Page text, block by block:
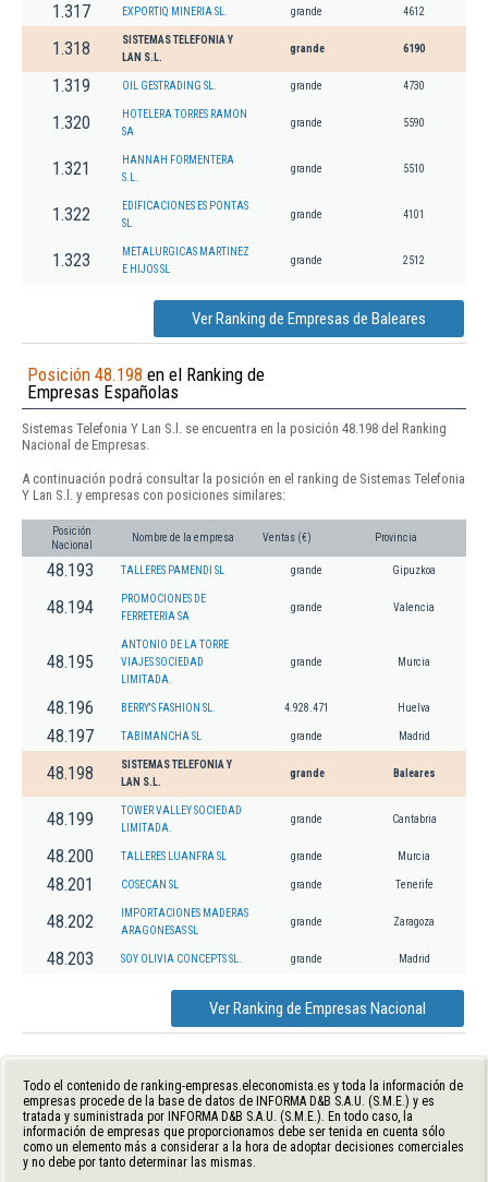
1.317 EXPORTIQ MINERIA SL. grande 4612
1.318
SISTEMAS TELEFONIA Y
LAN S.L.
grande 6190
1.319 OIL GESTRADING SL. grande 4730
1.320
HOTELERA TORRES RAMON
SA
grande 5590
1.321
HANNAH FORMENTERA
S.L.
grande 5510
1.322
EDIFICACIONES ES PONTAS
SL
grande 4101
1.323
METALURGICAS MARTINEZ
E HIJOS SL
grande 2512
Ver Ranking de Empresas de Baleares
Posición 48.198 en el Ranking de
Empresas Españolas
Sistemas Telefonia Y Lan S.l. se encuentra en la posición 48.198 del Ranking
Nacional de Empresas.
A continuación podrá consultar la posición en el ranking de Sistemas Telefonia
Y Lan S.l. y empresas con posiciones similares:
Posición
Nacional
Nombre de la empresa Ventas (€) Provincia
48.193 TALLERES PAMENDI SL grande Gipuzkoa
48.194
PROMOCIONES DE
FERRETERIA SA
grande Valencia
48.195
ANTONIO DE LA TORRE
VIAJES SOCIEDAD
LIMITADA.
grande Murcia
48.196 BERRY'S FASHION SL. 4.928.471 Huelva
48.197 TABIMANCHA SL grande Madrid
48.198
SISTEMAS TELEFONIA Y
LAN S.L.
grande Baleares
48.199
TOWER VALLEY SOCIEDAD
LIMITADA.
grande Cantabria
48.200 TALLERES LUANFRA SL grande Murcia
48.201 COSECAN SL grande Tenerife
48.202
IMPORTACIONES MADERAS
ARAGONESAS SL
grande Zaragoza
48.203 SOY OLIVIA CONCEPTS SL. grande Madrid
Ver Ranking de Empresas Nacional
Todo el contenido de ranking-empresas.eleconomista.es y toda la información de
empresas procede de la base de datos de INFORMA D&B S.A.U. (S.M.E.) y es
tratada y suministrada por INFORMA D&B S.A.U. (S.M.E.). En todo caso, la
información de empresas que proporcionamos debe ser tenida en cuenta sólo
como un elemento más a considerar a la hora de adoptar decisiones comerciales
y no debe por tanto determinar las mismas.